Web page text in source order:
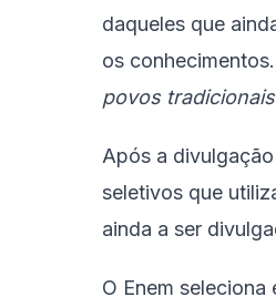
daqueles que
os
povos
Após a
seletivos que
ainda a ser
O Enem